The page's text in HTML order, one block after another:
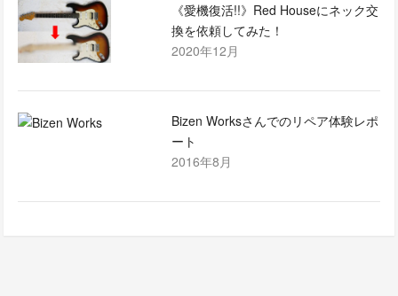
《愛機復活!!》Red Houseにネック交
換を依頼してみた！
2020年12月
Bizen Worksさんでのリペア体験レポ
ート
2016年8月